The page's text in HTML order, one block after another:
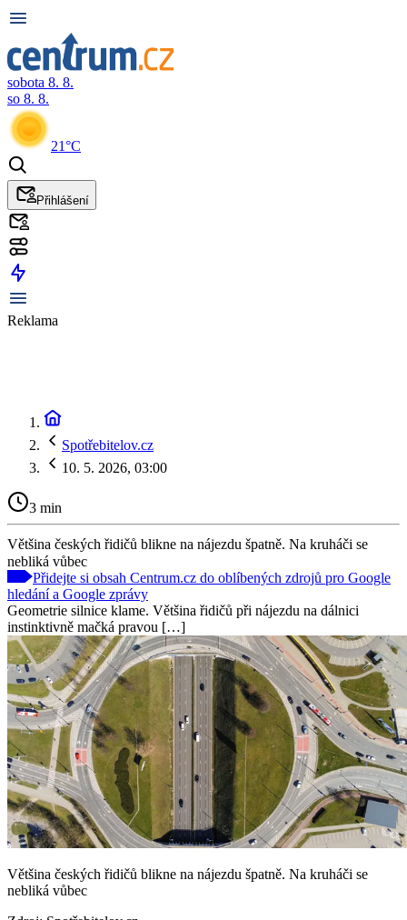
sobota 8. 8.
so 8. 8.
21°C
Přihlášení
Reklama
Spotřebitelov.cz
10. 5. 2026, 03:00
3 min
Většina českých řidičů blikne na nájezdu špatně. Na kruháči se
nebliká vůbec
Přidejte si obsah Centrum.cz do oblíbených zdrojů pro Google
hledání a Google zprávy
Geometrie silnice klame. Většina řidičů při nájezdu na dálnici
instinktivně mačká pravou […]
Většina českých řidičů blikne na nájezdu špatně. Na kruháči se
nebliká vůbec